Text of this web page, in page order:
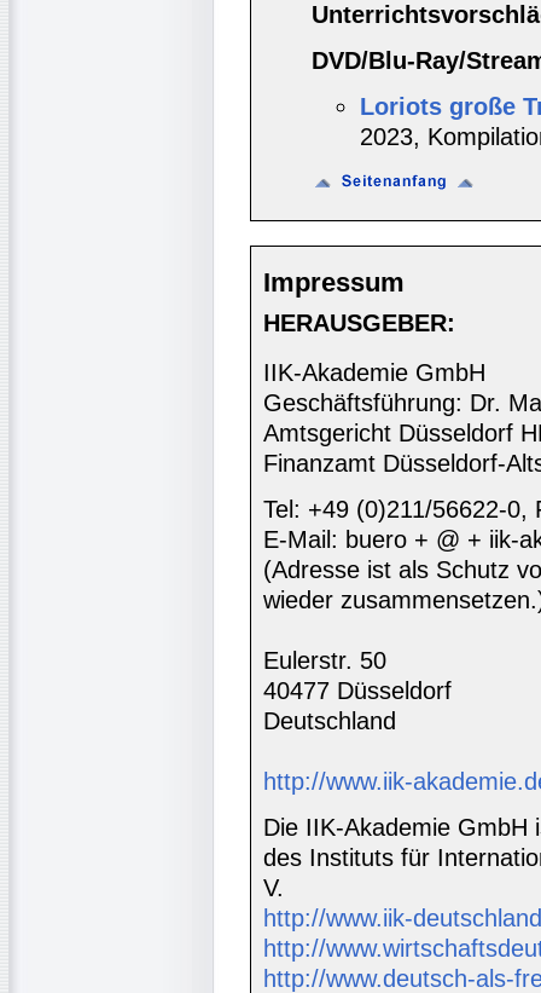
DVD/Blu-Ray/
Loriots große
2023,
Impressum
HERAUSGEBER:
IIK-Akademie GmbH
Geschäftsführung: Dr.
Amtsgericht Düsseldorf
Finanzamt Düsseldorf-
Tel: +49 (0)211/56622-0,
E-Mail: buero + @ + iik-
(Adresse ist als Schutz
wieder
Eulerstr. 50
40477 Düsseldorf
Deutschland
http://www.iik-
Die IIK-Akademie GmbH
des Instituts für
V.
http://www.iik-
http://
http://www.deutsch-als-